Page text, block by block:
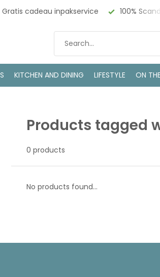
Gratis cadeau inpakservice 100%
KITCHEN AND DINING LIFESTYLE ON
Products tagged
0 products
No products found...